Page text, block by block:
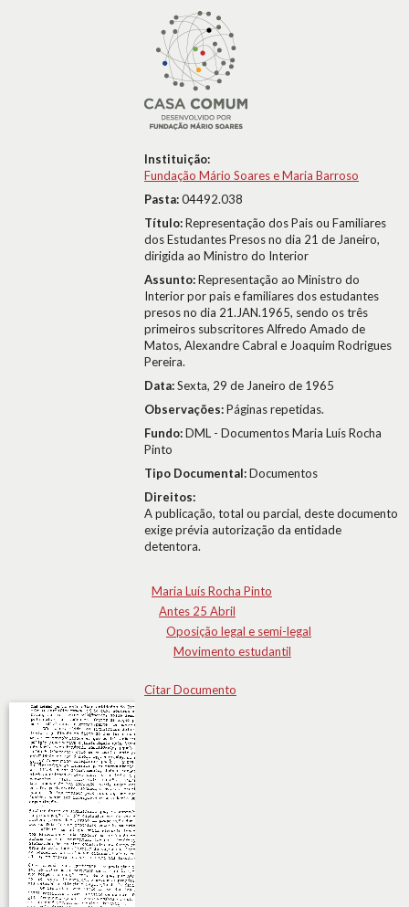
Instituição:
Fundação Mário Soares e Maria Barroso
Pasta:04492.038
Título:Representação dos Pais ou Familiares
dos Estudantes Presos no dia 21 de Janeiro,
dirigida ao Ministro do Interior
Assunto:Representação ao Ministro do
Interior por pais e familiares dos estudantes
presos no dia 21.JAN.1965, sendo os três
primeiros subscritores Alfredo Amado de
Matos, Alexandre Cabral e Joaquim Rodrigues
Pereira.
Data:Sexta, 29 de Janeiro de 1965
Observações:Páginas repetidas.
Fundo:DML - Documentos Maria Luís Rocha
Pinto
Tipo Documental:Documentos
Direitos:
A publicação, total ou parcial, deste documento
exige prévia autorização da entidade
detentora.
Maria Luís Rocha Pinto
Antes 25 Abril
Oposição legal e semi-legal
Movimento estudantil
Citar Documento